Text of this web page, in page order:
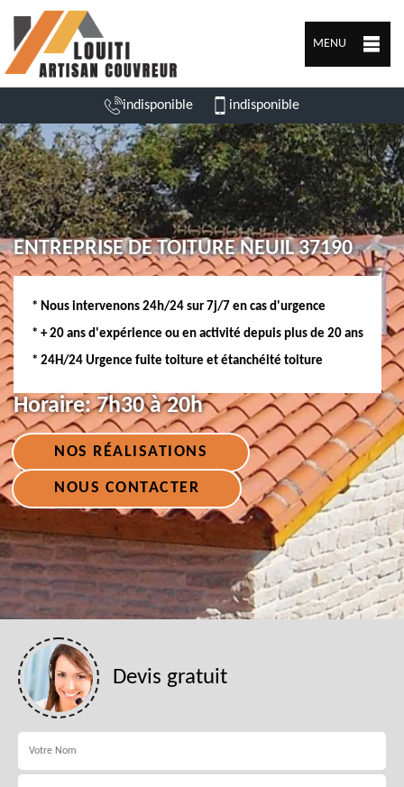
MENU
indisponible indisponible
ENTREPRISE DE TOITURE NEUIL 37190
* Nous intervenons 24h/24 sur 7j/7 en cas d'urgence
* + 20 ans d'expérience ou en activité depuis plus de 20 ans
* 24H/24 Urgence fuite toiture et étanchéité toiture
Horaire:7h30 à 20h
NOS RÉALISATIONS
NOUS CONTACTER
Devis gratuit